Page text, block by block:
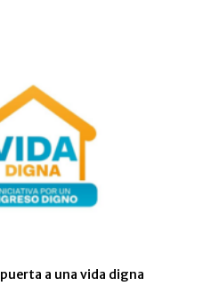
a una vida digna